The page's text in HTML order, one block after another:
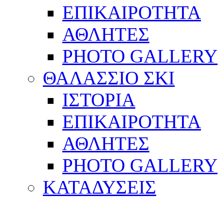
ΕΠΙΚΑΙΡΟΤΗΤΑ
ΑΘΛΗΤΕΣ
PHOTO GALLERY
ΘΑΛΑΣΣΙΟ ΣΚΙ
ΙΣΤΟΡΙΑ
ΕΠΙΚΑΙΡΟΤΗΤΑ
ΑΘΛΗΤΕΣ
PHOTO GALLERY
ΚΑΤΑΔΥΣΕΙΣ